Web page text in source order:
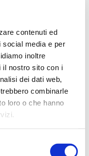
contenuti ed
social media e per
inoltre
il nostro sito con i
dei dati web,
combinarle
loro o che hanno
e prodotti
sul sito, senza
e professionale.
acqui..